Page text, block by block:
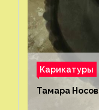
Карикатуры
Тамара